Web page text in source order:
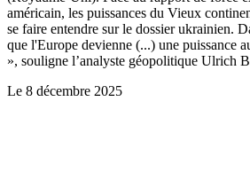
américain, les puissances du Vieux
se faire entendre sur le dossier ukrainien.
que l'Europe devienne (...) une puissance
», souligne l’analyste géopolitique Ulrich
Le 8 décembre 2025